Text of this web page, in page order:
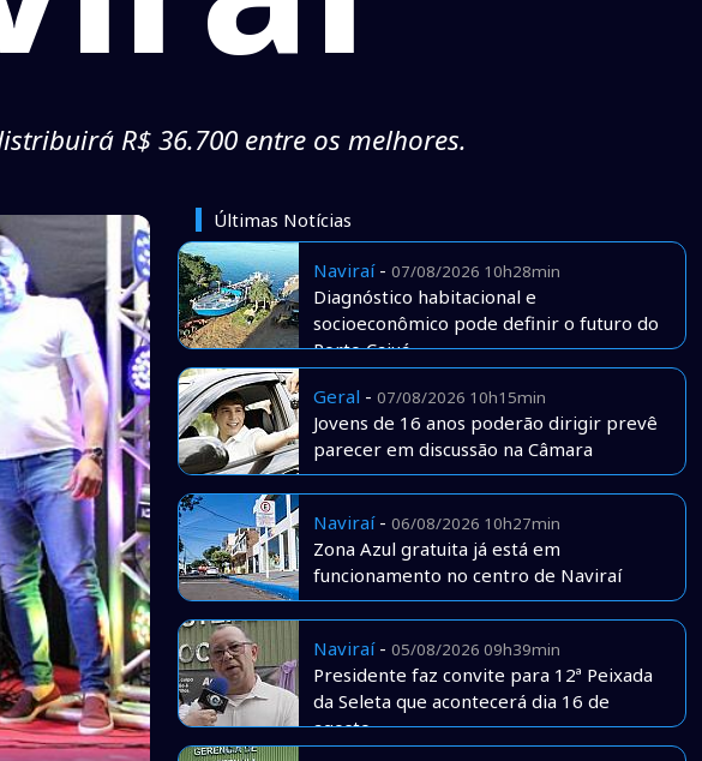
R$ 36.700 entre os melhores.
Últimas Notícias
Naviraí- 07/08/2026 10h28min
Diagnóstico habitacional e
socioeconômico pode definir o futuro do
Porto Caiuá
Geral - 07/08/2026 10h15min
Jovens de 16 anos poderão dirigir prevê
parecer em discussão na Câmara
Naviraí- 06/08/2026 10h27min
Zona Azul gratuita já está em
funcionamento no centro de Naviraí
Naviraí- 05/08/2026 09h39min
Presidente faz convite para 12ª Peixada
da Seleta que acontecerá dia 16 de
agosto